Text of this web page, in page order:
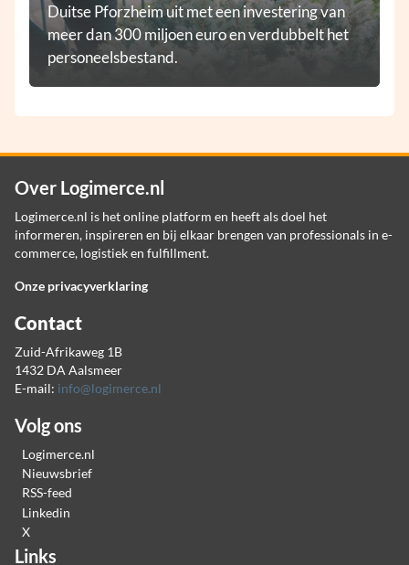
Duitse Pforzheim uit met een investering van
meer dan 300 miljoen euro en verdubbelt het
personeelsbestand.
Over Logimerce.nl
Logimerce.nl is het online platform en heeft als doel het
informeren, inspireren en bij elkaar brengen van professionals in e-
commerce, logistiek en fulfillment.
Onze privacyverklaring
Contact
Zuid-Afrikaweg 1B
1432 DA Aalsmeer
E-mail: info@logimerce.nl
Volg ons
Logimerce.nl
Nieuwsbrief
RSS-feed
Linkedin
X
Links